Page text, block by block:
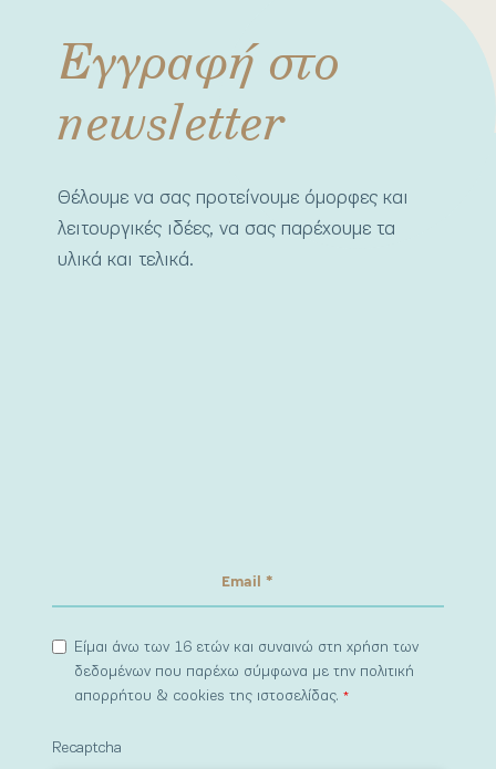
Εγγραφή στο
newsletter
Θέλουμε να σας προτείνουμε όμορφες και
λειτουργικές ιδέες, να σας παρέχουμε τα
υλικά και τελικά.
Είμαι άνω των 16 ετών και συναινώ στη χρήση των
δεδομένων που παρέχω σύμφωνα με την πολιτική
απορρήτου & cookies της ιστοσελίδας.*
Recaptcha